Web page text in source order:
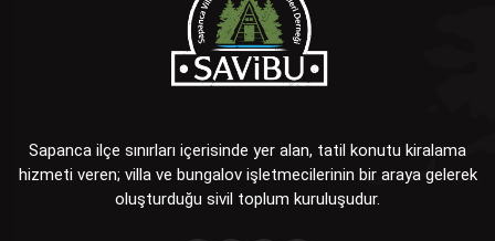
Sapanca ilçe sınırları içerisinde yer alan, tatil konutu kiralama
hizmeti veren; villa ve bungalov işletmecilerinin bir araya gelerek
oluşturduğu sivil toplum kuruluşudur.